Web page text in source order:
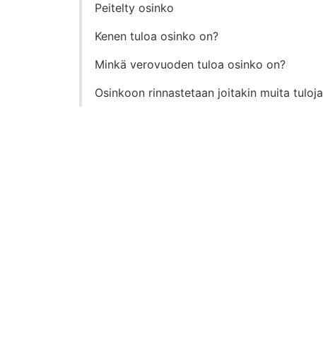
Peitelty osinko
Kenen tuloa osinko on?
Minkä verovuoden tuloa osinko on?
Osinkoon rinnastetaan joitakin muita tuloja